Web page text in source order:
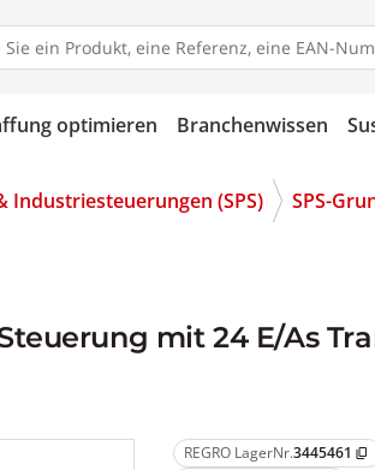
optimieren Branchenwissen
Industriesteuerungen (SPS) SPS-
mit 24 E/As
REGRO LagerNr.3445461 content_copy